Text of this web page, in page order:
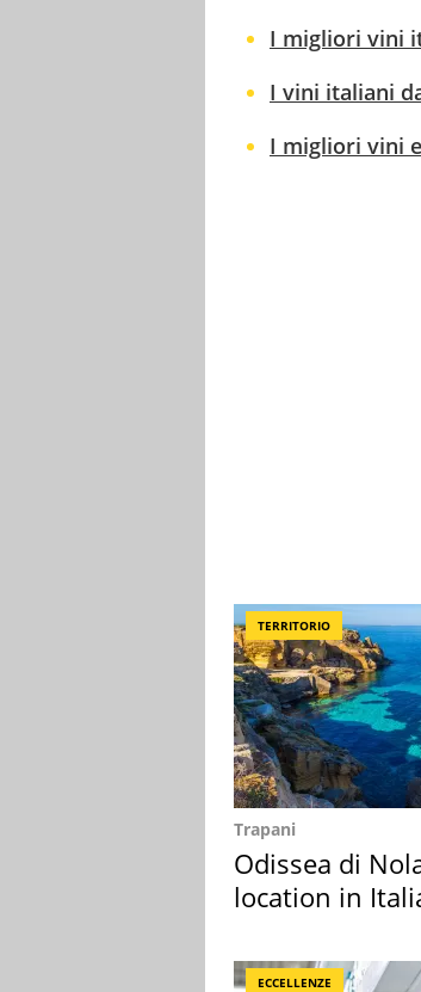
I migliori vini
I vini italiani
I migliori vini
TERRITORIO
Trapani
Odissea di
location in
ECCELLENZE